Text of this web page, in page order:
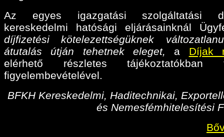
Az egyes igazgatási szolgáltatási
kereskedelmi hatósági eljárásainknál
díjfizetési kötelezettségüknek
átutalás útján tehetnek eleget, a Díjak
elérhető részletes tájékoztatókban
figyelembevételével.
BFKH Kereskedelmi, Haditechnikai,
és Nemesfémhitelesítési